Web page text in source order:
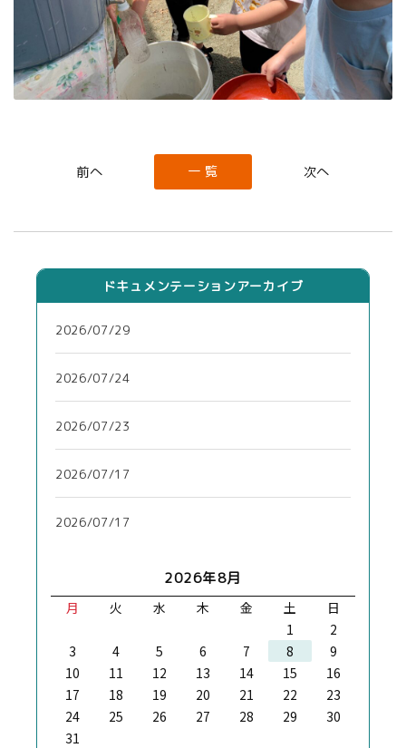
一 覧
ドキュメンテーションアーカイブ
2026/07/29
2026/07/24
2026/07/23
2026/07/17
2026/07/17
2026年8月
月 火 水 木 金 土 日
1
2
3
4 5 6 7 8
9
10
11 12 13 14 15
16
17
18 19 20 21 22
23
24
25 26 27 28 29
30
31